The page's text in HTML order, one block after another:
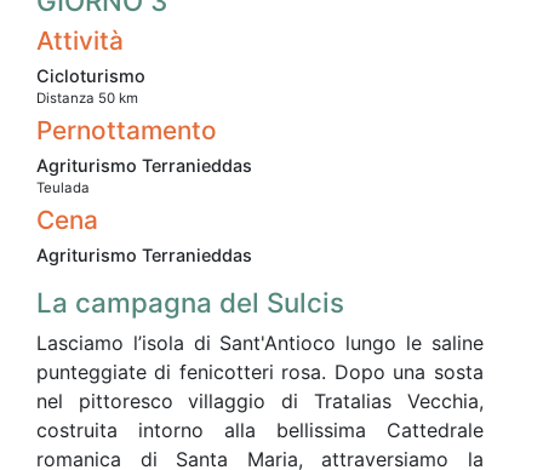
Attività
Cicloturismo
Distanza 50 km
Pernottamento
Agriturismo Terranieddas
Teulada
Cena
Agriturismo Terranieddas
La campagna del Sulcis
Lasciamo l’isola di Sant'Antioco lungo le saline
punteggiate di fenicotteri rosa. Dopo una sosta
nel pittoresco villaggio di Tratalias Vecchia,
costruita intorno alla bellissima Cattedrale
romanica di Santa Maria, attraversiamo la